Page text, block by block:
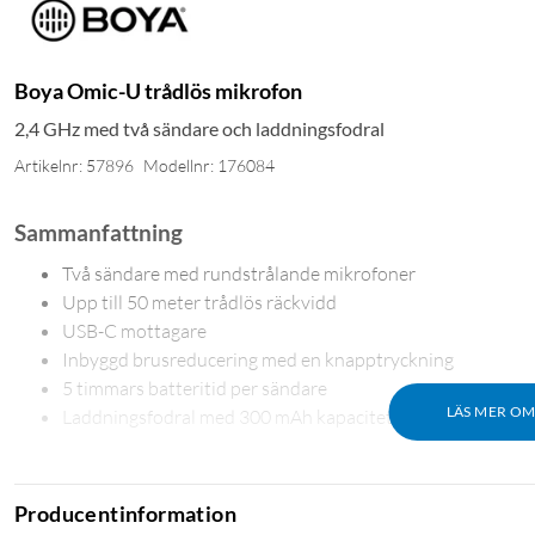
Boya Omic-U trådlös mikrofon
2,4 GHz med två sändare och laddningsfodral
Artikelnr: 57896 Modellnr: 176084
LÄS MER
Sammanfattning
Två sändare med rundstrålande mikrofoner
Upp till 50 meter trådlös räckvidd
USB-C mottagare
Inbyggd brusreducering med en knapptryckning
5 timmars batteritid per sändare
Laddningsfodral med 300 mAh kapacitet
BOYA Omic är designad för alla som vill ha enkelt,
Producentinformation